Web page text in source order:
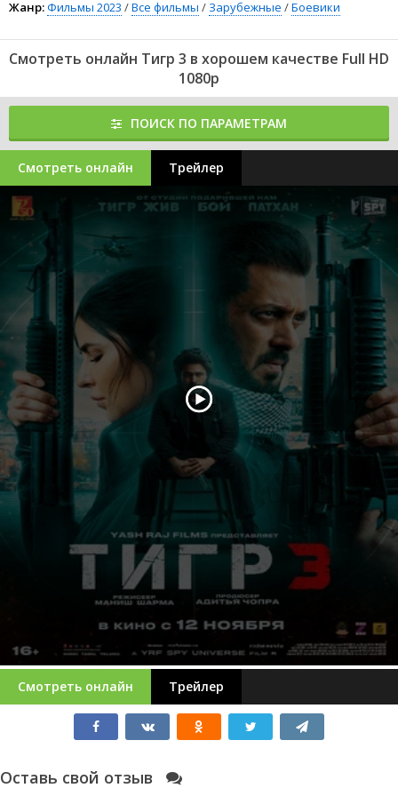
Жанр:Фильмы 2023 /Все фильмы / Зарубежные /Боевики
Смотреть онлайн Тигр 3 в хорошем качестве Full HD
1080p
ПОИСК ПО ПАРАМЕТРАМ
Смотреть онлайн Трейлер
Смотреть онлайн Трейлер
Оставь свой отзыв